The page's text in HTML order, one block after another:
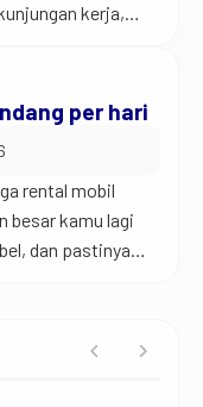
kerja,
rapi dan bisa
instansi memilih
Pandang plus
per hari
rental mobil
besar kamu lagi
dan pastinya
jadi solusi paling